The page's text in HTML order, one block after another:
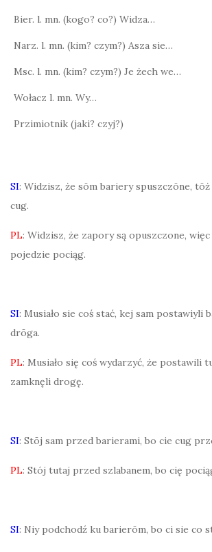
Bier. l. mn. (kogo? co?) Widza…
Narz. l. mn. (kim? czym?) Asza sie…
Msc. l. mn. (kim? czym?) Je żech we…
Wołacz l. mn. Wy…
Przimiotnik (jaki? czyj?)
SI: Widzisz, że sōm bariery spuszczōne,
cug.
PL: Widzisz, że zapory są opuszczone,
pojedzie pociąg.
SI: Musiało sie coś stać, kej sam postawiyli
drōga.
PL: Musiało się coś wydarzyć, że postawili
zamknęli drogę.
SI: Stōj sam przed barierami, bo cie cug
PL: Stój tutaj przed szlabanem, bo cię
SI: Niy podchodź ku barierōm, bo ci sie co